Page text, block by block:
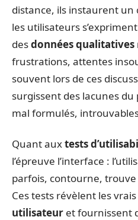
distance, ils instaurent un
les utilisateurs
desdonnées qualitatives
frustrations, attentes
souvent lors de ces
surgissent des lacunes
mal formulés,
Quant auxtests
l’épreuve l’interface :
parfois, contourne, trouve
Ces tests révèlent les
utilisateur et fournissent